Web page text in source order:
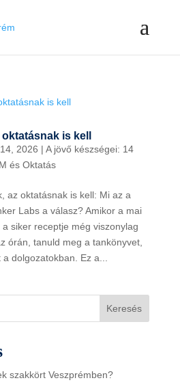
is kell
2026 | A jövő készségei: 14
és Oktatás
az oktatásnak is kell: Mi az a
Labs a válasz? Amikor a mai
siker receptje még viszonylag
órán, tanuld meg a tankönyvet,
dolgozatokban. Ez a...
Keresés
szakkört Veszprémben?